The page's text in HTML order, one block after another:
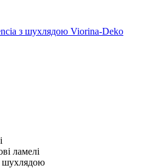
з шухлядою Viorina-Deko
ламелі
шухлядою